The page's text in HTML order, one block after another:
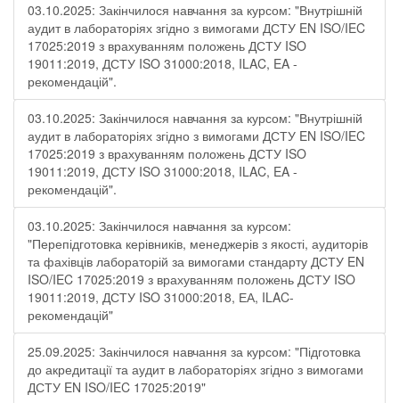
03.10.2025: Закінчилося навчання за курсом: "Внутрішній
аудит в лабораторіях згідно з вимогами ДСТУ EN ISO/IEC
17025:2019 з врахуванням положень ДСТУ ISO
19011:2019, ДСТУ ISO 31000:2018, ILAC, EA -
рекомендацій".
03.10.2025: Закінчилося навчання за курсом: "Внутрішній
аудит в лабораторіях згідно з вимогами ДСТУ EN ISO/IEC
17025:2019 з врахуванням положень ДСТУ ISO
19011:2019, ДСТУ ISO 31000:2018, ILAC, EA -
рекомендацій".
03.10.2025: Закінчилося навчання за курсом:
"Перепідготовка керівників, менеджерів з якості, аудиторів
та фахівців лабораторій за вимогами стандарту ДСТУ EN
ISO/IEC 17025:2019 з врахуванням положень ДСТУ ISO
19011:2019, ДСТУ ISO 31000:2018, ЕА, ILAC-
рекомендацій"
25.09.2025: Закінчилося навчання за курсом: "Підготовка
до акредитації та аудит в лабораторіях згідно з вимогами
ДСТУ EN ISO/IEC 17025:2019"